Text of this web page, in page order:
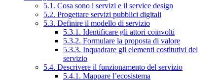
5.1. Cosa sono i servizi e il service design
5.2. Progettare servizi pubblici digitali
5.3. Definire il modello di servizio
5.3.1. Identificare gli attori coinvolti
5.3.2. Formulare la proposta di valore
5.3.3. Inquadrare gli elementi costitutivi del
servizio
5.4. Descrivere il funzionamento del servizio
5.4.1. Mappare l’ecosistema